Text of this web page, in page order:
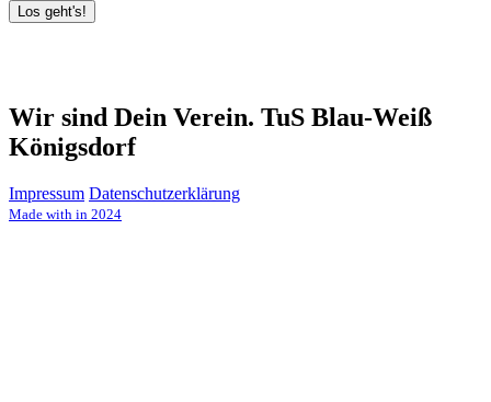
Los geht's!
Wir sind Dein Verein. TuS Blau-Weiß
Königsdorf
Impressum Datenschutzerklärung
Made with in 2024